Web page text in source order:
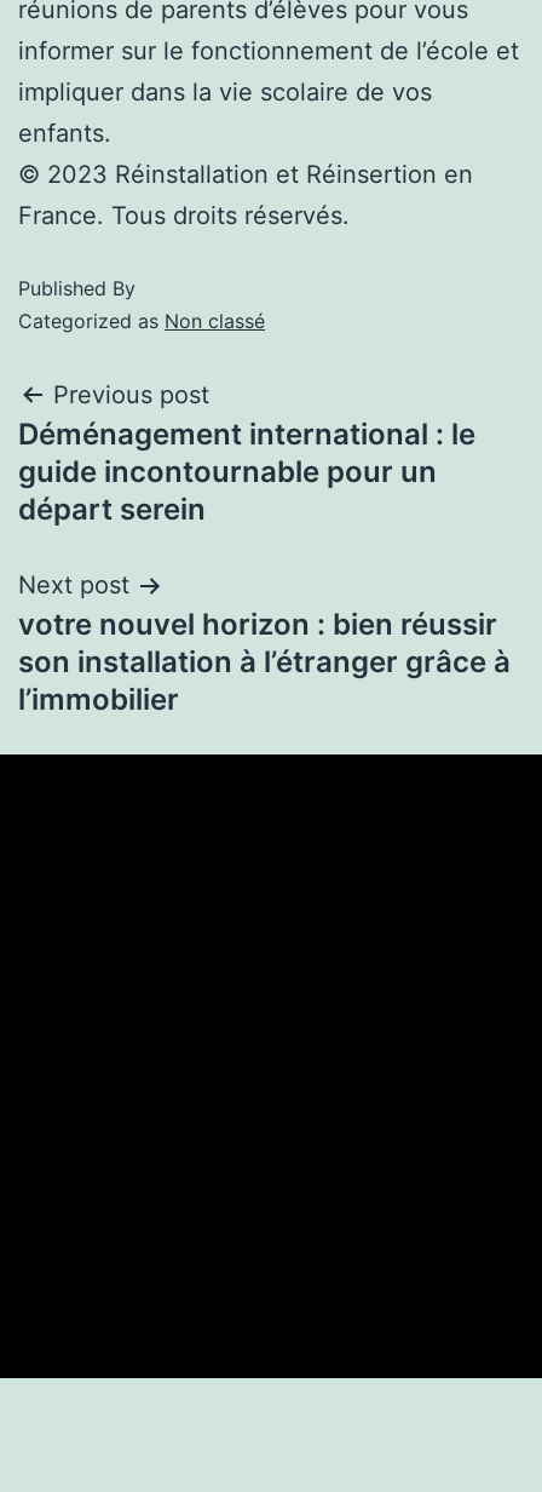
réunions de parents d’élèves pour vous
informer sur le fonctionnement de l’école et
impliquer dans la vie scolaire de vos
enfants.
© 2023 Réinstallation et Réinsertion en
France. Tous droits réservés.
Published By
Categorized as Non classé
Previous post
Déménagement international : le
guide incontournable pour un
départ serein
Next post
votre nouvel horizon : bien réussir
son installation à l’étranger grâce à
l’immobilier